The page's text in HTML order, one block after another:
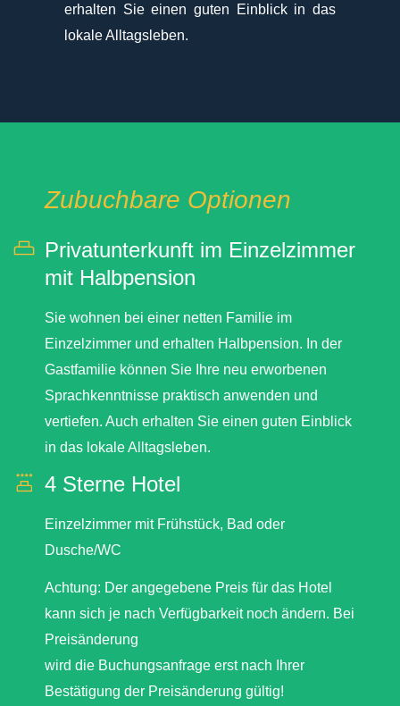
erhalten Sie einen guten Einblick in das
lokale Alltagsleben.
Zubuchbare Optionen
Privatunterkunft im Einzelzimmer
mit Halbpension
Sie wohnen bei einer netten Familie im
Einzelzimmer und erhalten Halbpension. In der
Gastfamilie können Sie Ihre neu erworbenen
Sprachkenntnisse praktisch anwenden und
vertiefen. Auch erhalten Sie einen guten Einblick
in das lokale Alltagsleben.
4 Sterne Hotel
Einzelzimmer mit Frühstück, Bad oder
Dusche/WC
Achtung: Der angegebene Preis für das Hotel
kann sich je nach Verfügbarkeit noch ändern. Bei
Preisänderung
wird die Buchungsanfrage erst nach Ihrer
Bestätigung der Preisänderung gültig!